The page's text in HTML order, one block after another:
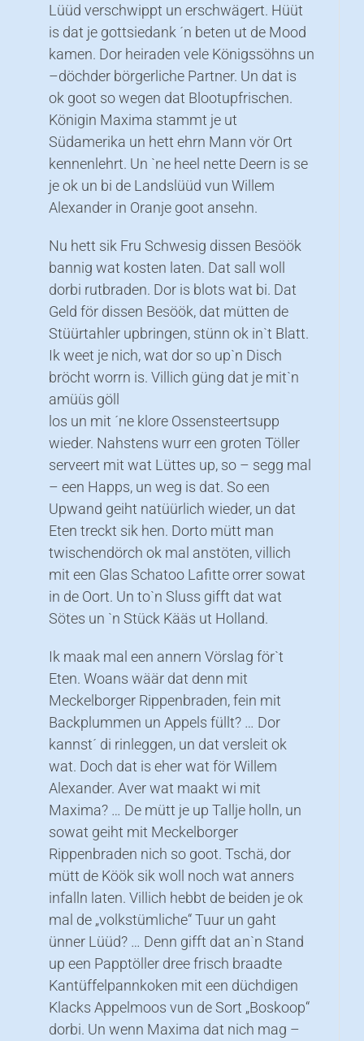
Lüüd verschwippt un erschwägert. Hüüt
is dat je gottsiedank ´n beten ut de Mood
kamen. Dor heiraden vele Königssöhns un
–döchder börgerliche Partner. Un dat is
ok goot so wegen dat Blootupfrischen.
Königin Maxima stammt je ut
Südamerika un hett ehrn Mann vör Ort
kennenlehrt. Un `ne heel nette Deern is se
je ok un bi de Landslüüd vun Willem
Alexander in Oranje goot ansehn.
Nu hett sik Fru Schwesig dissen Besöök
bannig wat kosten laten. Dat sall woll
dorbi rutbraden. Dor is blots wat bi. Dat
Geld för dissen Besöök, dat mütten de
Stüürtahler upbringen, stünn ok in`t Blatt.
Ik weet je nich, wat dor so up`n Disch
bröcht worrn is. Villich güng dat je mit`n
amüüs göll
los un mit ´ne klore Ossensteertsupp
wieder. Nahstens wurr een groten Töller
serveert mit wat Lüttes up, so – segg mal
– een Happs, un weg is dat. So een
Upwand geiht natüürlich wieder, un dat
Eten treckt sik hen. Dorto mütt man
twischendörch ok mal anstöten, villich
mit een Glas Schatoo Lafitte orrer sowat
in de Oort. Un to`n Sluss gifft dat wat
Sötes un `n Stück Kääs ut Holland.
Ik maak mal een annern Vörslag för`t
Eten. Woans wäär dat denn mit
Meckelborger Rippenbraden, fein mit
Backplummen un Appels füllt? … Dor
kannst´ di rinleggen, un dat versleit ok
wat. Doch dat is eher wat för Willem
Alexander. Aver wat maakt wi mit
Maxima? … De mütt je up Tallje holln, un
sowat geiht mit Meckelborger
Rippenbraden nich so goot. Tschä, dor
mütt de Köök sik woll noch wat anners
infalln laten. Villich hebbt de beiden je ok
mal de „volkstümliche“ Tuur un gaht
ünner Lüüd? … Denn gifft dat an`n Stand
up een Papptöller dree frisch braadte
Kantüffelpannkoken mit een düchdigen
Klacks Appelmoos vun de Sort „Boskoop“
dorbi. Un wenn Maxima dat nich mag –